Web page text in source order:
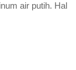
air putih. Hal